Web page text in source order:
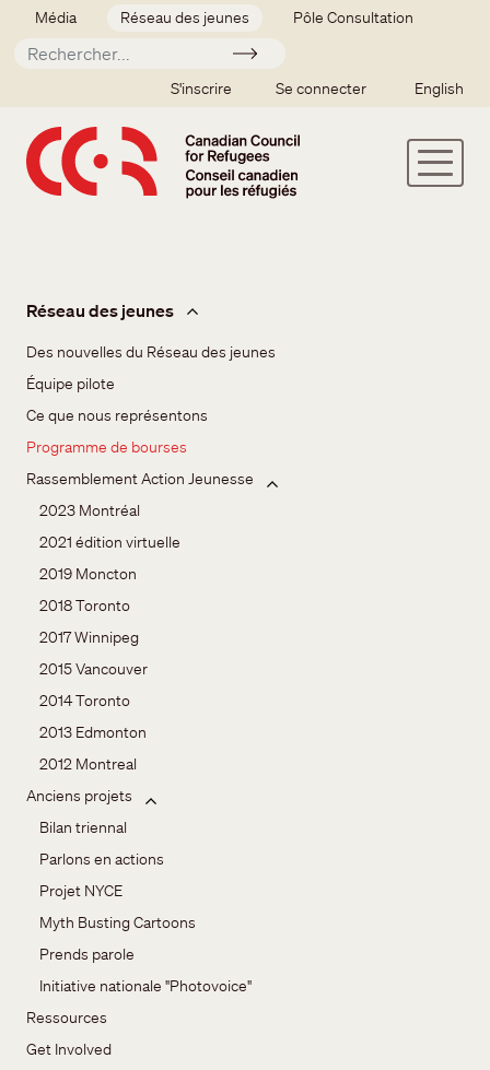
Aller au contenu principal
Secondary menu
Média Réseau des jeunes Pôle Consultation
Soumettre
SSO user menu
S'inscrire Se connecter English
Réseau des jeunes
Des nouvelles du Réseau des jeunes
Équipe pilote
Ce que nous représentons
Programme de bourses
Rassemblement Action Jeunesse
2023 Montréal
2021 édition virtuelle
2019 Moncton
2018 Toronto
2017 Winnipeg
2015 Vancouver
2014 Toronto
2013 Edmonton
2012 Montreal
Anciens projets
Bilan triennal
Parlons en actions
Projet NYCE
Myth Busting Cartoons
Prends parole
Initiative nationale "Photovoice"
Ressources
Get Involved